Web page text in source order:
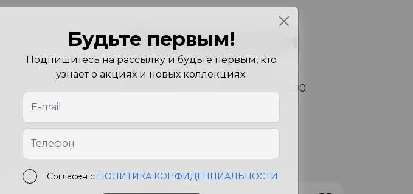
Характеристики
Peach Pink
23.00x15.00x16.00
Будьте первым!
Подпишитесь на рассылку и будьте первым, кто
узнает о акциях и новых коллекциях.
Согласен с ПОЛИТИКА КОНФИДЕНЦИАЛЬНОСТИ